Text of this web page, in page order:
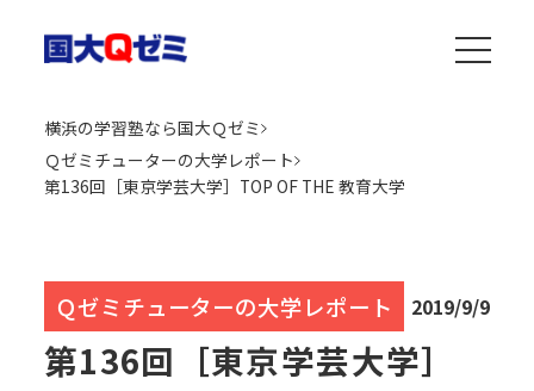
横浜の学習塾なら国大Ｑゼミ
Ｑゼミチューターの大学レポート
第136回［東京学芸大学］TOP OF THE 教育大学
Ｑゼミチューターの大学レポート 2019/9/9
第136回［東京学芸大学］